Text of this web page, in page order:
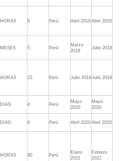
HORAS 8 Perú Abril 2018 Abril 2018
MESES 5 Perú
Marzo
2018
Julio 2018
HORAS 15 Perú Julio 2019Julio 2019
DIAS 4 Perú
Mayo
2020
Mayo
2020
DIAS 6 Perú Abril 2020 Abril 2020
HORAS 90 Perú
Enero
2022
Febrero
2022